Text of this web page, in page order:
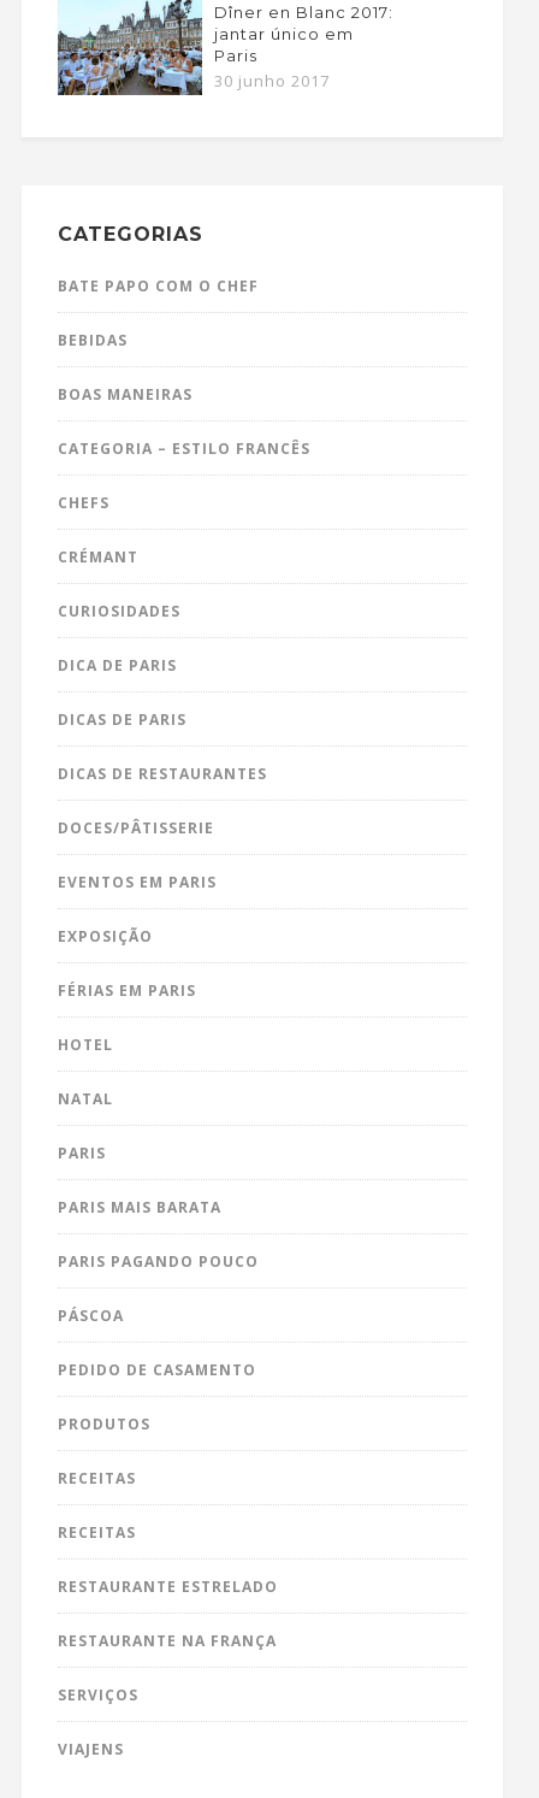
Dîner en Blanc 2017:
jantar único em
Paris
30 junho 2017
CATEGORIAS
BATE PAPO COM O CHEF
BEBIDAS
BOAS MANEIRAS
CATEGORIA – ESTILO FRANCÊS
CHEFS
CRÉMANT
CURIOSIDADES
DICA DE PARIS
DICAS DE PARIS
DICAS DE RESTAURANTES
DOCES/PÂTISSERIE
EVENTOS EM PARIS
EXPOSIÇÃO
FÉRIAS EM PARIS
HOTEL
NATAL
PARIS
PARIS MAIS BARATA
PARIS PAGANDO POUCO
PÁSCOA
PEDIDO DE CASAMENTO
PRODUTOS
RECEITAS
RECEITAS
RESTAURANTE ESTRELADO
RESTAURANTE NA FRANÇA
SERVIÇOS
VIAJENS